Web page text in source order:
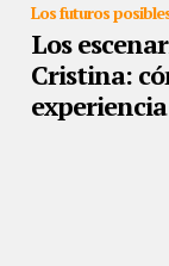
Los futuros
Los
Cristina: